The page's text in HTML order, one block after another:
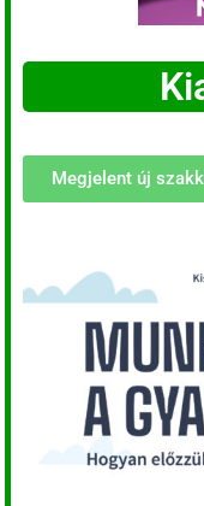
Megjelent új